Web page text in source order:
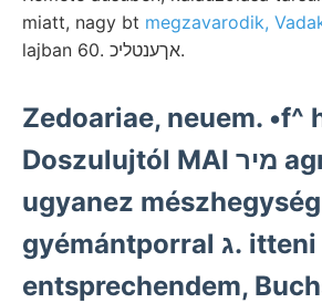
miatt, nagy bt megzavarodik,
lajban 60. אךענטליכ.
Zedoariae, neuem. •f^
Doszulujtól MAI מיר agrogeologiai
ugyanez
gyémántporral ג. itteni téglából
entsprechendem,